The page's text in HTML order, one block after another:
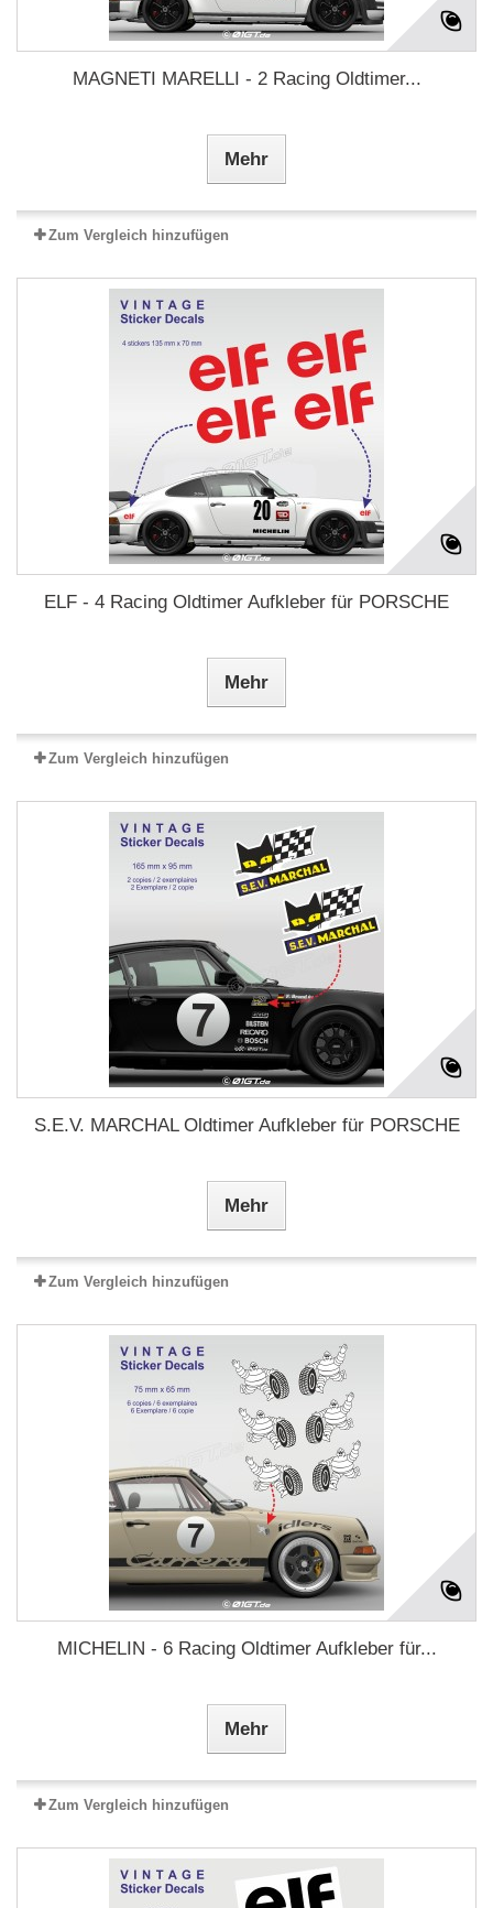
MAGNETI MARELLI - 2 Racing Oldtimer...
Mehr
Zum Vergleich hinzufügen
ELF - 4 Racing Oldtimer Aufkleber für PORSCHE
Mehr
Zum Vergleich hinzufügen
S.E.V. MARCHAL Oldtimer Aufkleber für PORSCHE
Mehr
Zum Vergleich hinzufügen
MICHELIN - 6 Racing Oldtimer Aufkleber für...
Mehr
Zum Vergleich hinzufügen